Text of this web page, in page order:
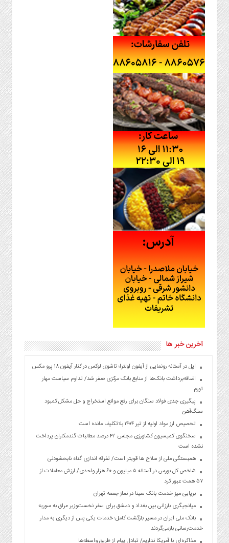
آخرین خبر ها
اپل در آستانه رونمایی از آیفون اولترا؛ تاشوی لوکس در کنار آیفون ۱۸ پرو مکس
اضافه‌برداشت بانک‌ها از منابع بانک مرکزی صفر شد/ تداوم سیاست مهار
تورم
پیگیری جدی فولاد سنگان برای رفع موانع استخراج و حل مشکل کمبود
سنگ‌آهن
تخصیص ارز مواد اولیه از تیر ۱۴۰۴ بلاتکلیف مانده است
سخنگوی کمیسیون کشاورزی مجلس: ۴۲ درصد مطالبات گندمکاران پرداخت
نشده است
همبستگی ملی از سلاح ها قویتر است/ تفرقه اندازی گناه نابخشودنی
شاخص کل بورس در آستانه ۵ میلیون و ۶۰ هزار واحدی/ ارزش معاملات از
۵۷ همت عبور کرد
برپایی میز خدمت بانک سینا در نماز جمعه تهران
میانجیگری بارزانی بین بغداد و دمشق برای سفر نخست‌وزیر عراق به سوریه
بانک ملی ایران در مسیر بازگشت کامل؛ خدمات یکی پس از دیگری به مدار
خدمت‌رسانی بازمی‌گردند
مذاکره‌ای با آمریکا نداریم/ تبادل پیام از طریق واسطه‌ها